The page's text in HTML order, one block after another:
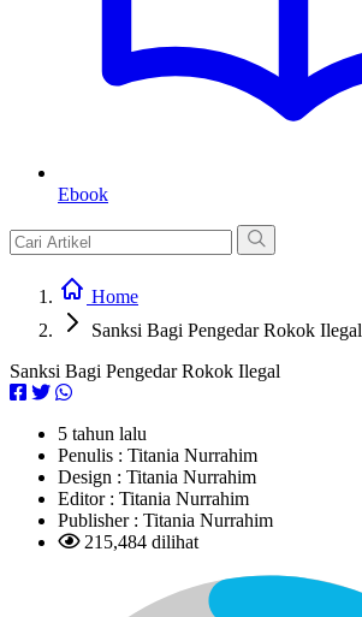
Ebook
Home
Sanksi Bagi Pengedar Rokok Ilegal
Sanksi Bagi Pengedar Rokok Ilegal
5 tahun lalu
Penulis : Titania Nurrahim
Design : Titania Nurrahim
Editor : Titania Nurrahim
Publisher : Titania Nurrahim
215,484 dilihat